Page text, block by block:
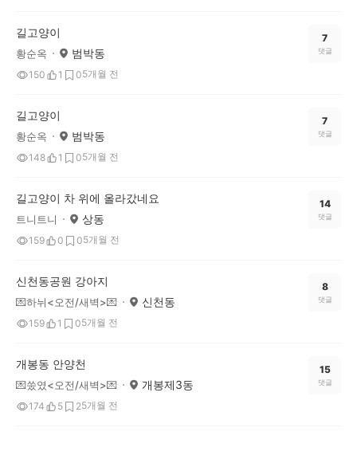
길고양이
황순옥 범박동
150 1 05개월 전
7
댓글
길고양이
황순옥 범박동
148 1 05개월 전
7
댓글
길고양이 차 위에 올라갔네요
트니트니 상동
159 0 05개월 전
14
댓글
신천동공원 강아지
💌하뉘<오전/새벽>💌 신천동
159 1 05개월 전
8
댓글
개봉동 안양천
💌쑸였<오전/새벽>💌 개봉제3동
174 5 25개월 전
15
댓글